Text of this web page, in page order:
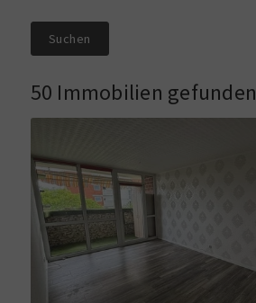
Suchen
50 Immobilien gefunden